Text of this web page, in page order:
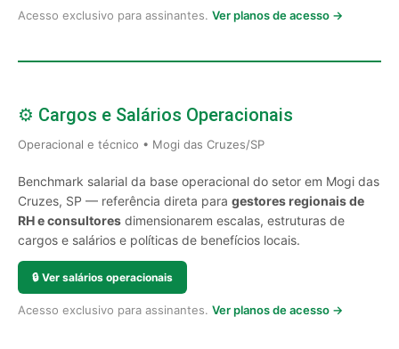
Acesso exclusivo para assinantes. Ver planos de acesso →
⚙️ Cargos e Salários Operacionais
Operacional e técnico • Mogi das Cruzes/SP
Benchmark salarial da base operacional do setor em Mogi das
Cruzes, SP — referência direta para gestores regionais de
RH e consultores dimensionarem escalas, estruturas de
cargos e salários e políticas de benefícios locais.
🔒 Ver salários operacionais
Acesso exclusivo para assinantes. Ver planos de acesso →